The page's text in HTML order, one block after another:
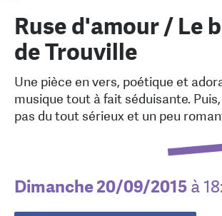
Ruse d'amour / Le
de Trouville
Une pièce en vers, poétique et
musique tout à fait séduisante.
pas du tout sérieux et un peu
Dimanche 20/09/2015 à